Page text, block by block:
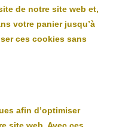
de notre site web et,
votre panier jusqu’à
ces cookies sans
afin d’optimiser